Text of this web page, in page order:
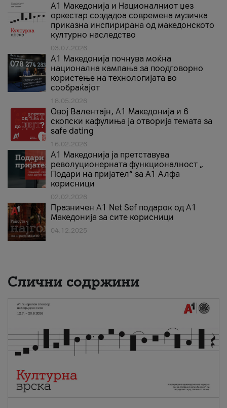
А1 Македонија и Националниот џез
оркестар создадоа современа музичка
приказна инспирирана од македонското
културно наследство
03.07.2026
A1 Македонија почнува моќна
национална кампања за поодговорно
користење на технологијата во
сообраќајот
18.05.2026
Овој Валентајн, A1 Македонија и 6
скопски кафулиња ја отворија темата за
safe dating
16.02.2026
А1 Македонија ја претставува
револуционерната функционалност „
Подари на пријател“ за А1 Алфа
корисници
02.02.2026
Празничен A1 Net Sеf подарок од А1
Македонија за сите корисници
04.12.2025
Слични содржини